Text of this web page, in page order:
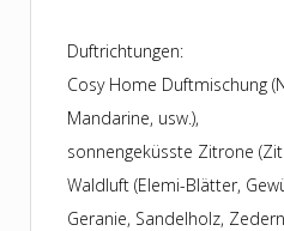
Duftrichtungen:
Cosy Home Duftmischung
Mandarine, usw.),
sonnengeküsste Zitrone
Waldluft (Elemi-Blätter,
Geranie, Sandelholz,